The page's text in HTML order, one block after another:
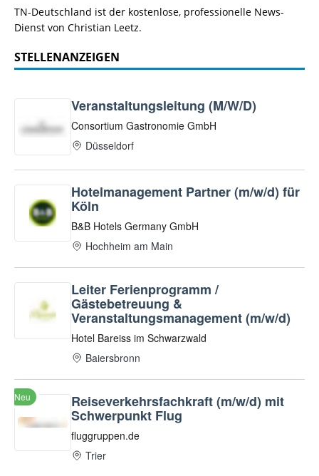
TN-Deutschland ist der kostenlose, professionelle News-
Dienst von Christian Leetz.
STELLENANZEIGEN